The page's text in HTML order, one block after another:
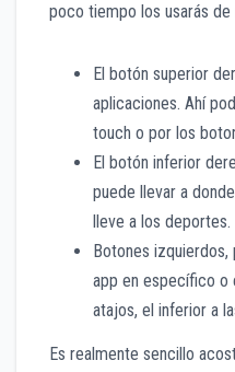
poco tiempo los usarás de
El botón superior
aplicaciones. Ahí
touch o por los
El botón inferior
puede llevar a
lleve a los deportes.
Botones izquierdos,
app en específico o
atajos, el inferior a
Es realmente sencillo